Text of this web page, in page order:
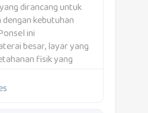
dirancang untuk
kebutuhan
ini
besar, layar yang
fisik yang
Perangkat ini
yang
andal untuk aktivitas